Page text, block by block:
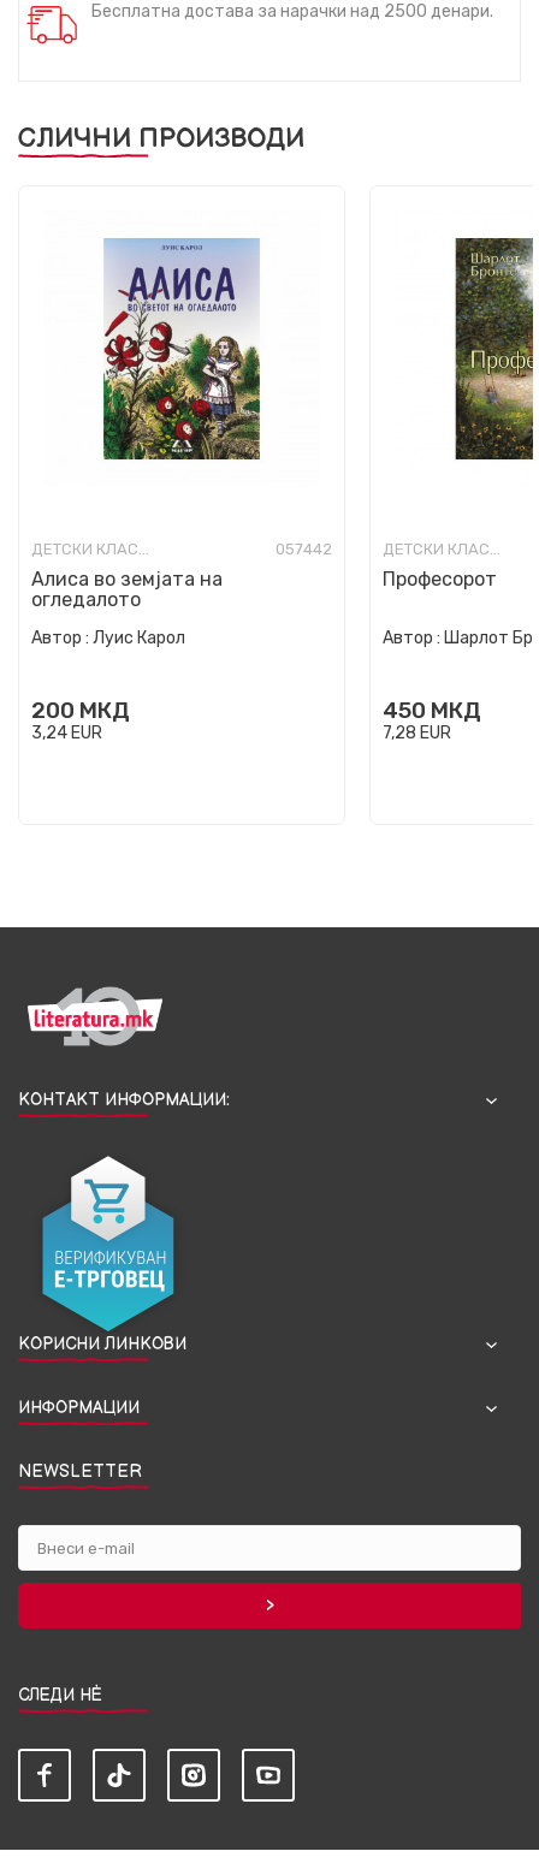
Бесплатна достава за нарачки над 2500 денари.
СЛИЧНИ ПРОИЗВОДИ
ДЕТСКИ КЛАСИЦИ 057442
Алиса во земјата на
огледалото
Автор : Луис Карол
200 МКД
3,24EUR
ДЕТСКИ КЛАСИЦИ
Професорот
Автор : Шарлот
450 МКД
7,28 EUR
КОНТАКТ ИНФОРМАЦИИ:
КОРИСНИ ЛИНКОВИ
ИНФОРМАЦИИ
NEWSLETTER
СЛЕДИ НЀ